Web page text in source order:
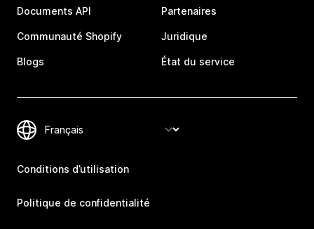
Documents API
Communauté Shopify
Blogs
Partenaires
Juridique
État du service
Conditions d’utilisation
Politique de confidentialité